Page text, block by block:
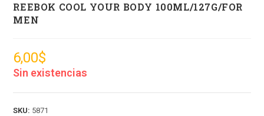
REEBOK COOL YOUR BODY 100ML/127G/FOR
MEN
6,00$
Sin existencias
SKU: 5871